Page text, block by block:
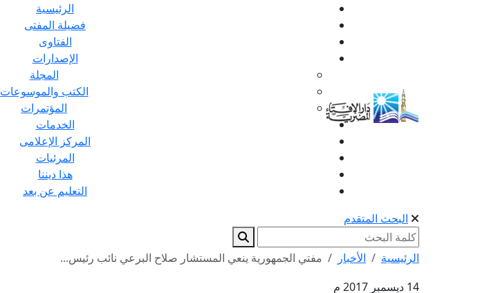
الرئيسية
فضيلة المفتى
الفتاوى
الإصدارات
المجلة
الكتب والموسوعات
المؤتمرات
الخدمات
المركز الإعلامى
المرئيات
هذا ديننا
التعليم عن بعد
البحث المتقدم
الرئيسية الأخبار
مفتي الجمهورية ينعي المستشار صلاح البرعي نائب رئيس...
14 ديسمبر 2017 م